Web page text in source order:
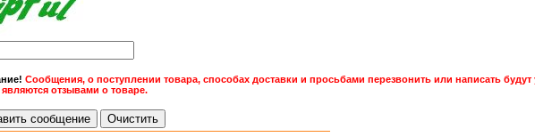
Сообщения, о поступлении товара, способах доставки и просьбами перезвонить или написать будут
являются отзывами о товаре.